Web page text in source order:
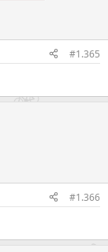
#1.365
#1.366